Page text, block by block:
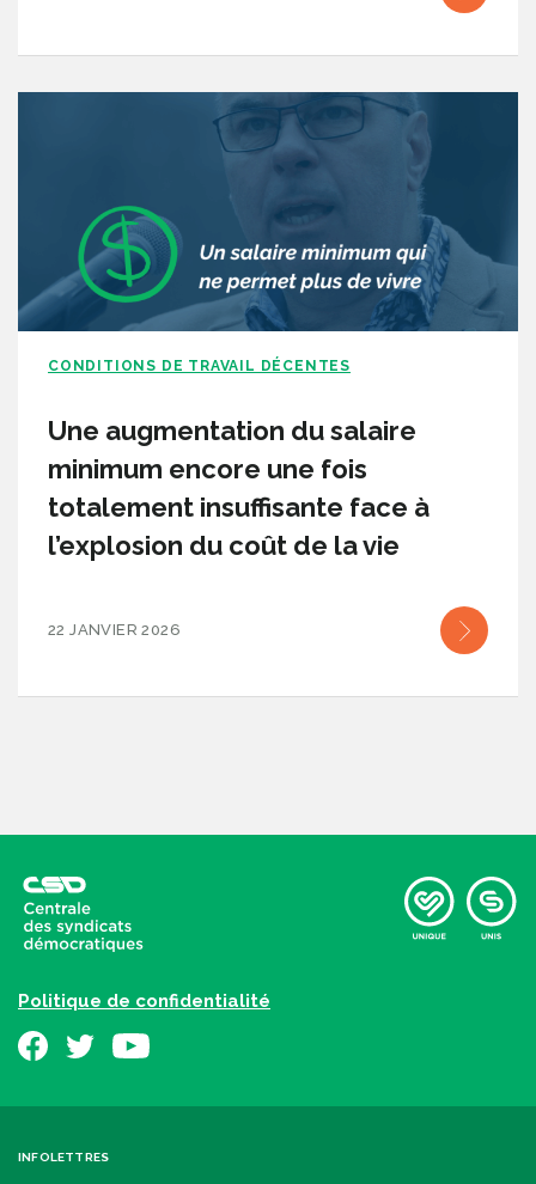
CONDITIONS DE TRAVAIL DÉCENTES
Une augmentation du salaire
minimum encore une fois
totalement insuffisante face à
l’explosion du coût de la vie
22 JANVIER 2026
Politique de confidentialité
INFOLETTRES